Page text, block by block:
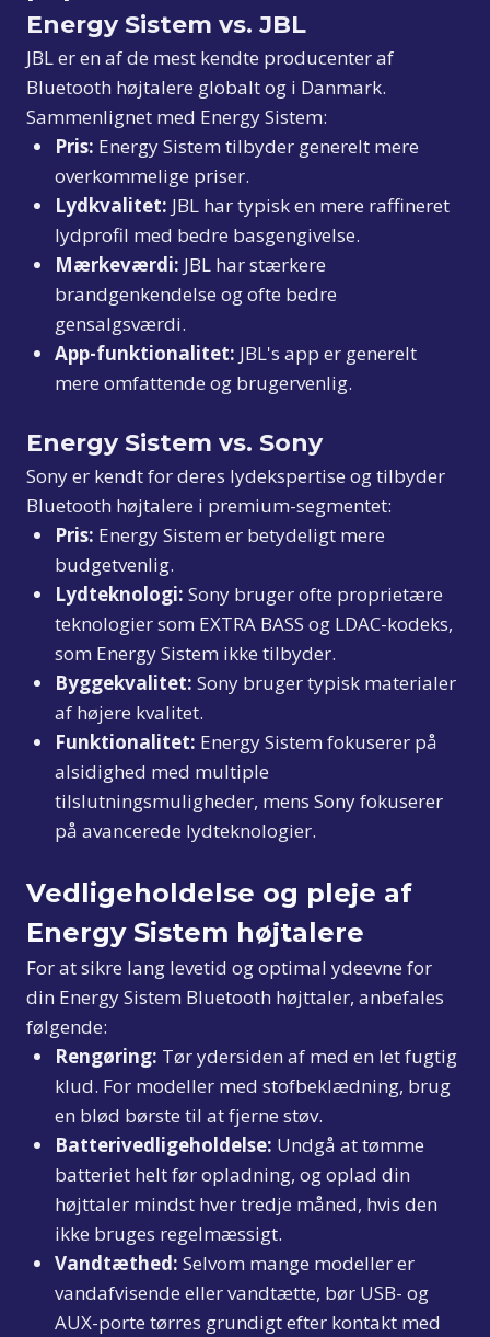
Energy Sistem vs. JBL
JBL er en af de mest kendte producenter af
Bluetooth højtalere globalt og i Danmark.
Sammenlignet med Energy Sistem:
Pris: Energy Sistem tilbyder generelt mere
overkommelige priser.
Lydkvalitet: JBL har typisk en mere raffineret
lydprofil med bedre basgengivelse.
Mærkeværdi: JBL har stærkere
brandgenkendelse og ofte bedre
gensalgsværdi.
App-funktionalitet: JBL's app er generelt
mere omfattende og brugervenlig.
Energy Sistem vs. Sony
Sony er kendt for deres lydekspertise og tilbyder
Bluetooth højtalere i premium-segmentet:
Pris: Energy Sistem er betydeligt mere
budgetvenlig.
Lydteknologi: Sony bruger ofte proprietære
teknologier som EXTRA BASS og LDAC-kodeks,
som Energy Sistem ikke tilbyder.
Byggekvalitet: Sony bruger typisk materialer
af højere kvalitet.
Funktionalitet: Energy Sistem fokuserer på
alsidighed med multiple
tilslutningsmuligheder, mens Sony fokuserer
på avancerede lydteknologier.
Vedligeholdelse og pleje af
Energy Sistem højtalere
For at sikre lang levetid og optimal ydeevne for
din Energy Sistem Bluetooth højttaler, anbefales
følgende:
Rengøring: Tør ydersiden af med en let fugtig
klud. For modeller med stofbeklædning, brug
en blød børste til at fjerne støv.
Batterivedligeholdelse: Undgå at tømme
batteriet helt før opladning, og oplad din
højttaler mindst hver tredje måned, hvis den
ikke bruges regelmæssigt.
Vandtæthed: Selvom mange modeller er
vandafvisende eller vandtætte, bør USB- og
AUX-porte tørres grundigt efter kontakt med